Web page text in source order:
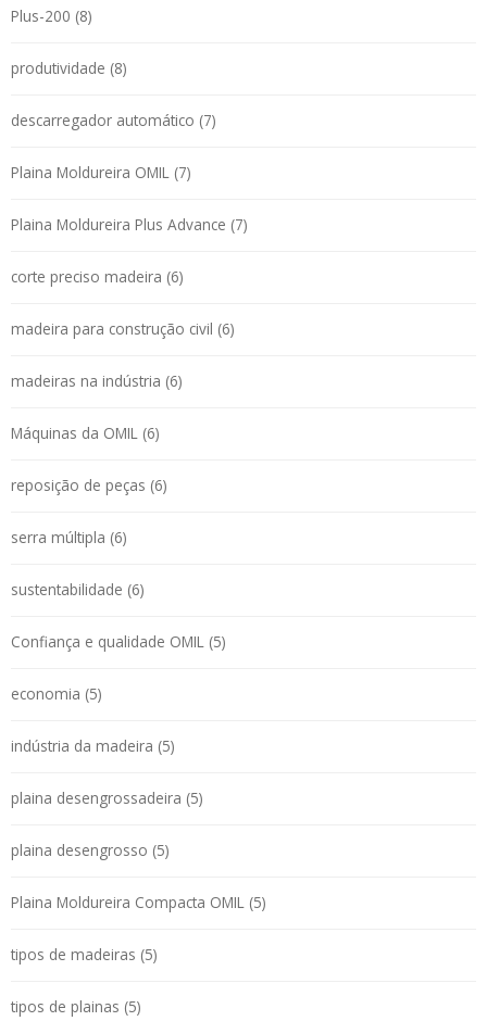
Plus-200 (8)
produtividade (8)
descarregador automático (7)
Plaina Moldureira OMIL (7)
Plaina Moldureira Plus Advance (7)
corte preciso madeira (6)
madeira para construção civil (6)
madeiras na indústria (6)
Máquinas da OMIL (6)
reposição de peças (6)
serra múltipla (6)
sustentabilidade (6)
Confiança e qualidade OMIL (5)
economia (5)
indústria da madeira (5)
plaina desengrossadeira (5)
plaina desengrosso (5)
Plaina Moldureira Compacta OMIL (5)
tipos de madeiras (5)
tipos de plainas (5)